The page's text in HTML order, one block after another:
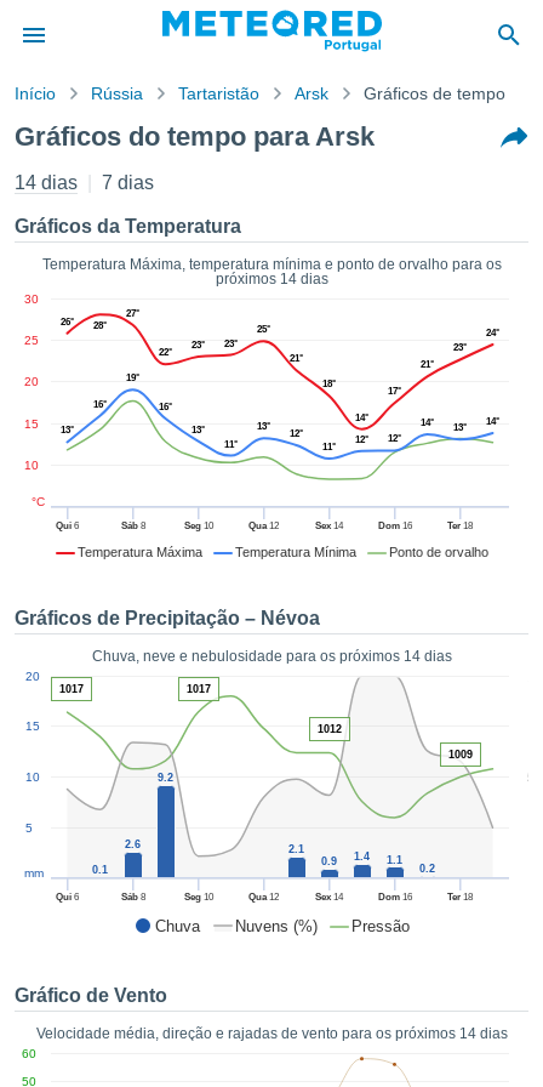
da
foi
por
para
que as
a este
e
forma
digital
fornecer-
de alta
custo.
a
o
no
como
ACEITAR
CONFIGURAÇÕES
Início Rússia Tartaristão Arsk Gráficos de tempo
Gráficos do tempo para Arsk
14 dias 7 dias
Gráficos da Temperatura
Temperatura Máxima, temperatura mínima e ponto de orvalho para os
próximos 14 dias
Temperatura Máxima Temperatura Mínima Ponto de orvalho
Qui 6 Sáb8 Seg10 Qua12 Sex 14 Dom16 Ter 18
10
15
20
25
30
°C
26° 28°
27°
22°
23° 23°
25°
21°
18°
14°
17°
21°
23°
24°
13°
16°
19°
16°
13°
11°
13°
12°
11°
12° 12°
14° 13°
14°
Gráficos de Precipitação – Névoa
Chuva, neve e nebulosidade para os próximos 14 dias
Chuva Nuvens (%) Pressão
50
Qui 6 Sáb8 Seg10 Qua12 Sex 14 Dom16 Ter 18
5
10
15
20
mm 0.1
2.6
9.2
2.1
0.9
1.4 1.1
0.2
1017 1017
1012
1009
Gráfico de Vento
Velocidade média, direção e rajadas de vento para os próximos 14 dias
50
60